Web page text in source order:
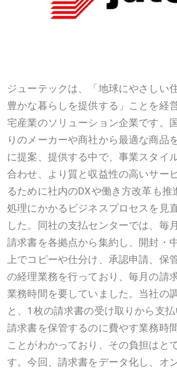
ジューテックは、「地球にやさしい
豊かな暮らしを提供する」ことを経
宅産業のソリューション企業です。
りのメーカーや商社から最適な商品
に提案、提供する中で、事業スタイ
合わせ、より質と収益性の高いサー
るために社内のDXや働き方改革も推
処理にかかるビジネスプロセスを見
した。同社の支払センターでは、毎
請求書を各拠点から集約し、開封・
上でコピーや仕分け、承認申請、保
の経理業務を行っており、毎月の請
業務時間を要していました。当社の
と、1枚の請求書の受け取りから支
請求書を保管するのに費やす業務時
ことがわかっており、その負担はと
す。今回、請求書をデータ化し、オ